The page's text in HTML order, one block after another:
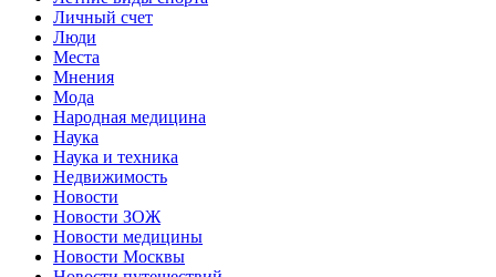
Личный счет
Люди
Места
Мнения
Мода
Народная медицина
Наука
Наука и техника
Недвижимость
Новости
Новости ЗОЖ
Новости медицины
Новости Москвы